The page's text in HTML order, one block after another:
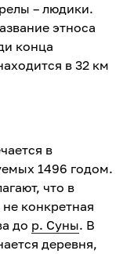
– людики.
этноса
конца
в 32 км
в
1496 годом.
что в
конкретная
до р. Суны. В
деревня,